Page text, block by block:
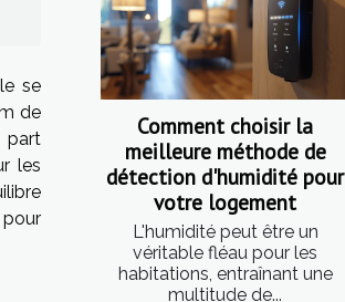
se
de
part
les
Comment choisir la
meilleure méthode de
détection d'humidité pour
votre logement
L'humidité peut être un
véritable fléau pour les
habitations, entraînant une
multitude de...